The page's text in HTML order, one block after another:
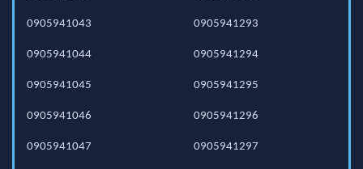
0905941043
0905941044
0905941045
0905941046
0905941047
0905941293
0905941294
0905941295
0905941296
0905941297